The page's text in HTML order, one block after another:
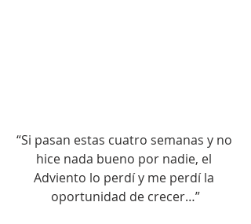
“Si pasan estas cuatro semanas y no
hice nada bueno por nadie, el
Adviento lo perdí y me perdí la
oportunidad de crecer…”